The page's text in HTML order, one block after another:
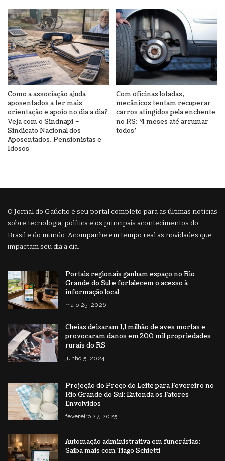
Como a associação ajuda
aposentados a ter mais
orientação e apoio no dia a dia?
Veja com o Sindnapi –
Sindicato Nacional dos
Aposentados, Pensionistas e
Idosos
Com oficinas lotadas,
mecânicos tentam recuperar
carros atingidos pela enchente
no RS: ‘4 meses até arrumar
todos’
O Jornal do Gaúcho é seu portal completo para as últimas notícias
sobre tecnologia, política e os principais acontecimentos do
Brasil e do mundo. Acompanhe em tempo real as novidades que
impactam seu dia a dia.
Portais regionais ganham espaço no Rio
Grande do Sul e fortalecem o acesso à
informação local
maio 25, 2026
Cheias deixaram 1,1 milhão de aves mortas e
provocaram danos em 200 mil propriedades
rurais do RS
junho 5, 2024
Projeção do Preço do Leite para Fevereiro no
Rio Grande do Sul: Entenda os Fatores
Envolvidos
fevereiro 27, 2025
Automação administrativa em funerárias:
Saiba mais com Tiago Schietti